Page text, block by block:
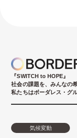
『SWITCH to HOPE』
社会の課題を、みんなの
私たちはボーダレス・グ
気候変動